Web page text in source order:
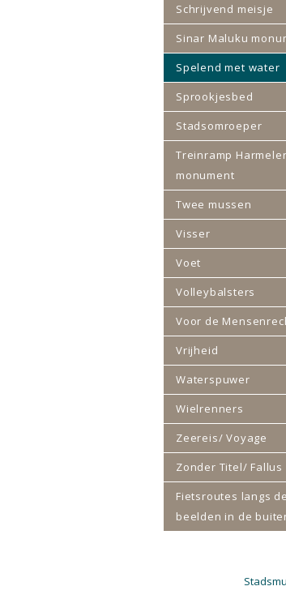
Schrijvend meisje
Sinar Maluku
Spelend met water
Sprookjesbed
Stadsomroeper
Treinramp
monument
Twee mussen
Visser
Voet
Volleybalsters
Voor de
Vrijheid
Waterspuwer
Wielrenners
Zeereis/ Voyage
Zonder Titel/ Fallus
Fietsroutes langs de
beelden in de